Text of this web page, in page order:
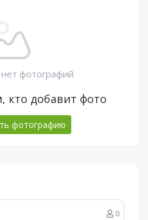
фотографий
кто добавит фото
фотографию
0